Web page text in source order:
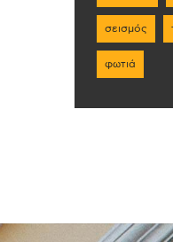
σεισμός
φωτιά